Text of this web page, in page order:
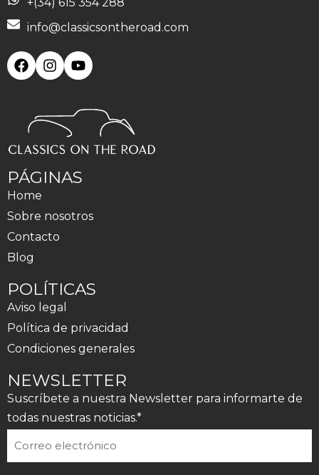
info@classicsontheroad.com
PÁGINAS
Home
Sobre nosotros
Contacto
Blog
POLÍTICAS
Aviso legal
Política de privacidad
Condiciones generales
NEWSLETTER
Suscríbete a nuestra Newsletter para informarte de
todas nuestras noticias.*